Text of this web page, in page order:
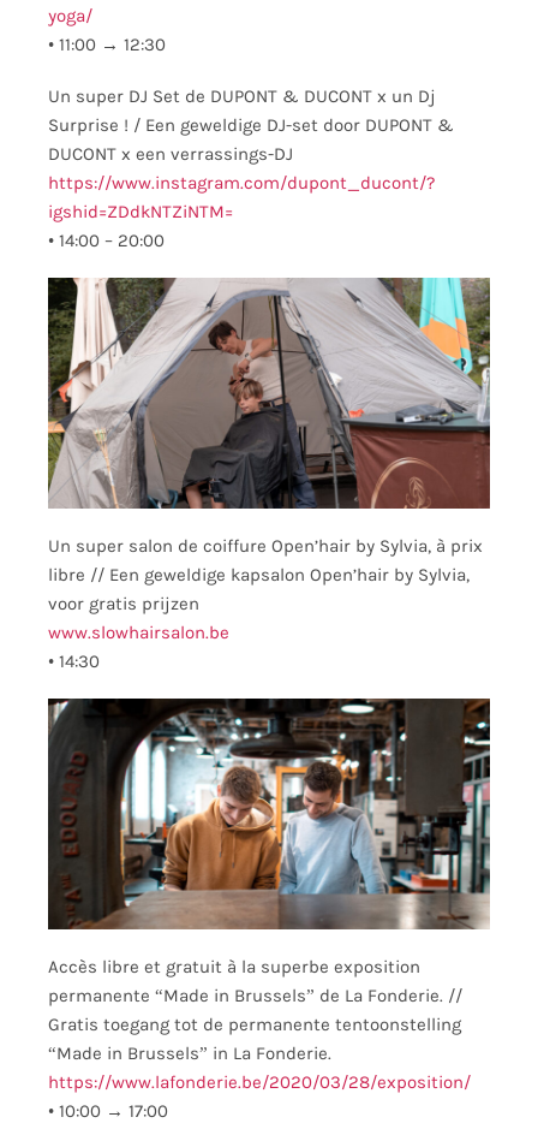
yoga/
• 11:00 → 12:30
Un super DJ Set de DUPONT & DUCONT x un Dj
Surprise ! / Een geweldige DJ-set door DUPONT &
DUCONT x een verrassings-DJ
https://www.instagram.com/dupont_ducont/?
igshid=ZDdkNTZiNTM=
• 14:00 – 20:00
Un super salon de coiffure Open’hair by Sylvia, à prix
libre // Een geweldige kapsalon Open’hair by Sylvia,
voor gratis prijzen
www.slowhairsalon.be
• 14:30
Accès libre et gratuit à la superbe exposition
permanente “Made in Brussels” de La Fonderie. //
Gratis toegang tot de permanente tentoonstelling
“Made in Brussels” in La Fonderie.
https://www.lafonderie.be/2020/03/28/exposition/
• 10:00 → 17:00